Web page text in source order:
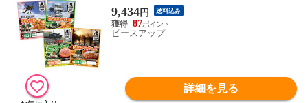
ニッポンハム 保存食 セット 非常食 おかず
防災食品 防災グッズ 災害食 登山 アウトド
ア 携行食
9,434円 送料込み
87
ピースアップ
詳細を見る